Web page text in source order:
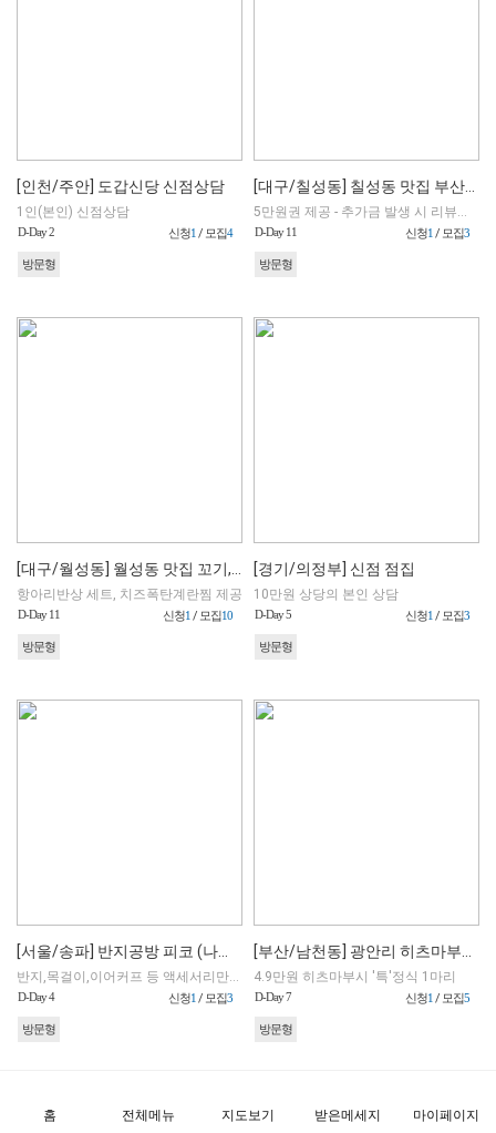
[인천/주안] 도갑신당 신점상담
1인(본인) 신점상담
D-Day 2 신청1 / 모집4
방문형
5만원권 제공 - 추가금 발생 시 리뷰어 부담 / 현장결제 필수
D-Day 11 신청1 / 모집3
방문형
항아리반상 세트, 치즈폭탄계란찜 제공
D-Day 11 신청1 / 모집10
방문형
[경기/의정부] 신점 점집
10만원 상당의 본인 상담
D-Day 5 신청1 / 모집3
방문형
반지,목걸이,이어커프 등 액세서리만드는 왁스카빙 원데이 클래스
D-Day 4 신청1 / 모집3
방문형
4.9만원 히츠마부시 '특'정식 1마리
D-Day 7 신청1 / 모집5
방문형
홈 전체메뉴 지도보기 받은메세지 마이페이지